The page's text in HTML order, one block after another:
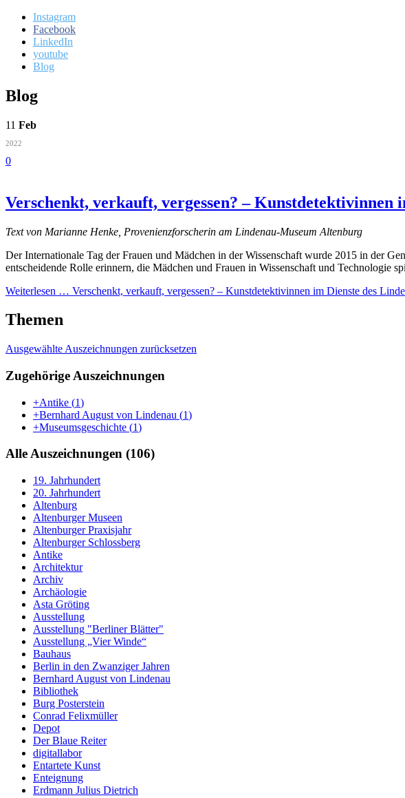
Instagram
Facebook
LinkedIn
youtube
Blog
Blog
11 Feb
2022
0
Verschenkt, verkauft, vergessen? – Kunstdetektivinnen
Text von Marianne Henke, Provenienzforscherin am Lindenau-Museum Altenburg
Der Internationale Tag der Frauen und Mädchen in der Wissenschaft wurde 2015 in der
entscheidende Rolle erinnern, die Mädchen und Frauen in Wissenschaft und
Weiterlesen … Verschenkt, verkauft, vergessen? – Kunstdetektivinnen im Dienste des
Themen
Ausgewählte Auszeichnungen zurücksetzen
Zugehörige Auszeichnungen
+Antike (1)
+Bernhard August von Lindenau (1)
+Museumsgeschichte (1)
Alle Auszeichnungen (106)
19. Jahrhundert
20. Jahrhundert
Altenburg
Altenburger Museen
Altenburger Praxisjahr
Altenburger Schlossberg
Antike
Architektur
Archiv
Archäologie
Asta Gröting
Ausstellung
Ausstellung "Berliner Blätter"
Ausstellung „Vier Winde“
Bauhaus
Berlin in den Zwanziger Jahren
Bernhard August von Lindenau
Bibliothek
Burg Posterstein
Conrad Felixmüller
Depot
Der Blaue Reiter
digitallabor
Entartete Kunst
Enteignung
Erdmann Julius Dietrich